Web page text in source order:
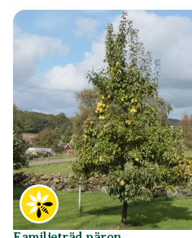
mått, men då växter är
är unika så kan måtten
variera något från
hemsidan.
Växter är
Det är naturligt att växter
därmed också tappar
några gula eller bruna
att växten är döende